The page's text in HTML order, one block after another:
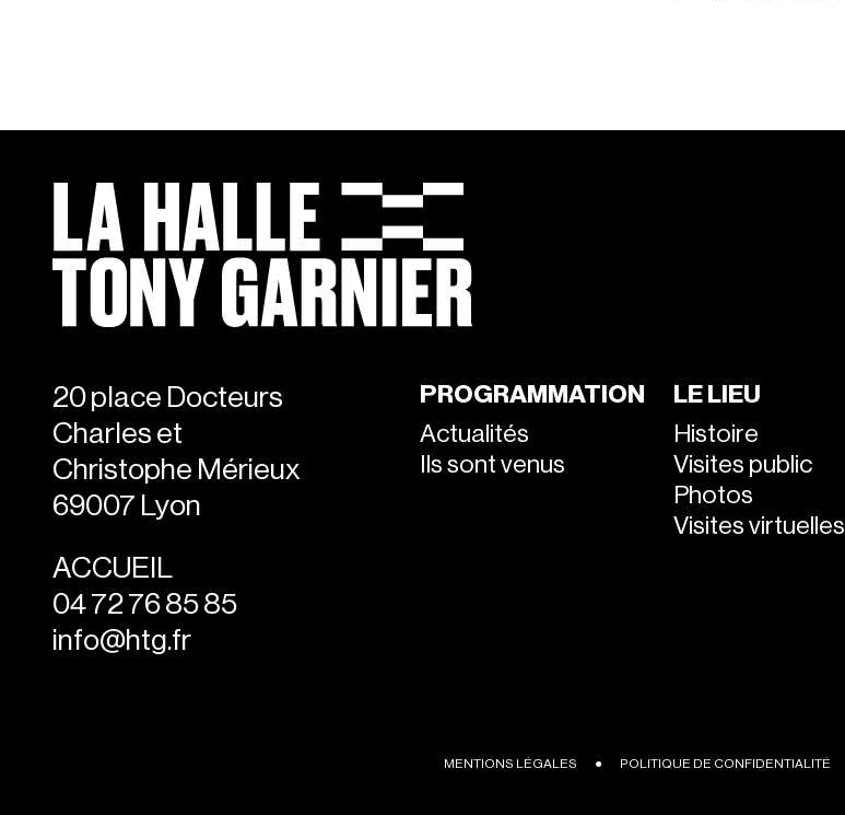
20 place Docteurs
Charles et
Christophe Mérieux
69007 Lyon
ACCUEIL
04 72 76 85 85
info@htg.fr
PROGRAMMATION
Actualités
Ils sont venus
LE LIEU
Histoire
Visites public
Photos
Visites virtuelles
MENTIONS LÉGALES ● POLITIQUE DE CONFIDENTIALITÉ